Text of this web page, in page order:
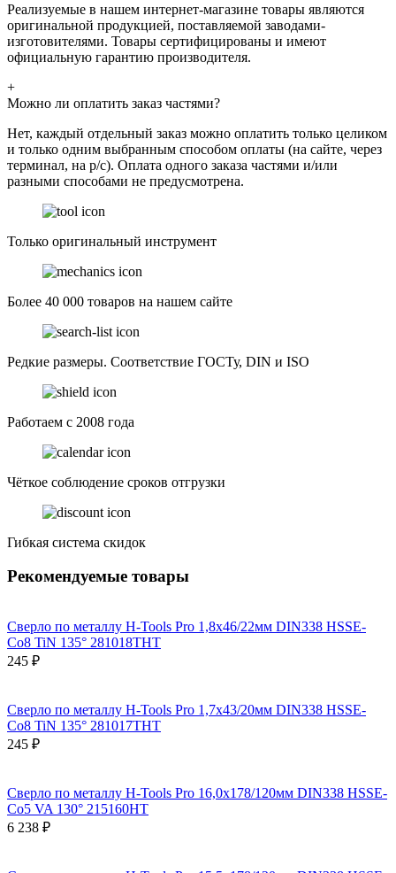
Реализуемые в нашем интернет-магазине товары являются
оригинальной продукцией, поставляемой заводами-
изготовителями. Товары сертифицированы и имеют
официальную гарантию производителя.
+
Можно ли оплатить заказ частями?
Нет, каждый отдельный заказ можно оплатить только целиком
и только одним выбранным способом оплаты (на сайте, через
терминал, на р/с). Оплата одного заказа частями и/или
разными способами не предусмотрена.
Только оригинальный инструмент
Более 40 000 товаров на нашем сайте
Редкие размеры. Соответствие ГОСТу, DIN и ISO
Работаем с 2008 года
Чёткое соблюдение сроков отгрузки
Гибкая система скидок
Рекомендуемые товары
Сверло по металлу H-Tools Pro 1,8x46/22мм DIN338 HSSE-
Co8 TiN 135° 281018THT
245 ₽
Сверло по металлу H-Tools Pro 1,7x43/20мм DIN338 HSSE-
Co8 TiN 135° 281017THT
245 ₽
Сверло по металлу H-Tools Pro 16,0x178/120мм DIN338 HSSE-
Co5 VA 130° 215160HT
6 238 ₽